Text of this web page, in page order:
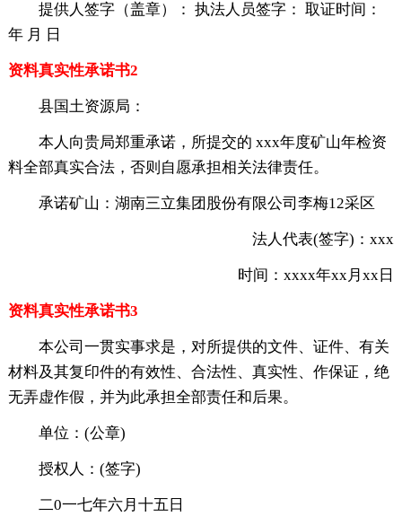
提供人签字（盖章）： 执法人员签字： 取证时间：
年 月 日
资料真实性承诺书2
县国土资源局：
本人向贵局郑重承诺，所提交的 xxx年度矿山年检资
料全部真实合法，否则自愿承担相关法律责任。
承诺矿山：湖南三立集团股份有限公司李梅12采区
法人代表(签字)：xxx
时间：xxxx年xx月xx日
资料真实性承诺书3
本公司一贯实事求是，对所提供的文件、证件、有关
材料及其复印件的有效性、合法性、真实性、作保证，绝
无弄虚作假，并为此承担全部责任和后果。
单位：(公章)
授权人：(签字)
二0一七年六月十五日